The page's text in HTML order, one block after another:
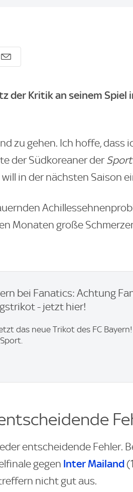
der Kritik an seinem Spiel
zu gehen. Ich hoffe, dass
der Südkoreaner der
in der nächsten Saison
Monaten große
bei Fanatics: Achtung
- jetzt hier!
das neue Trikot des FC
entscheidende Fehler.
gegen Inter Mailand
nicht gut aus.